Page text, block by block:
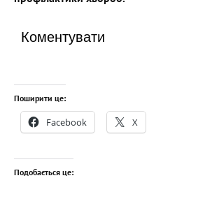
Коментувати
Поширити це:
Facebook X
Подобається це: